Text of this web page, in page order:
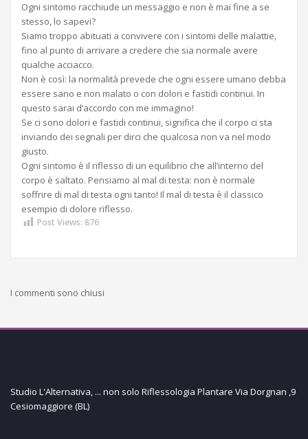
Ogni sintomo racchiude un messaggio e non è mai fine a se
stesso, lo sapevi?
Siamo troppo abituati a convivere con i sintomi delle malattie,
fino al punto di arrivare a credere che sia normale avere
qualche acciacco.
Non è così: la normalità prevede che ogni essere umano debba
essere sano e non malato o con dolori e fastidi continui. In
questo sarai d’accordo con me immagino!
Se ci sono dolori e fastidi continui, significa che il corpo ci sta
inviando dei segnali per dirci che qualcosa non va nel modo
giusto.
Ogni sintomo è il riflesso di un equilibrio che all’interno del
corpo è saltato. Pensiamo al mal di testa: non è normale
soffrire di mal di testa ogni tanto! Il mal di testa è il classico
esempio di dolore riflesso.
Post Views: 876
I commenti sono chiusi
Studio L'Alternativa, ... non solo Riflessologia Plantare Via Dorgnan ,9
Cesiomaggiore (BL)